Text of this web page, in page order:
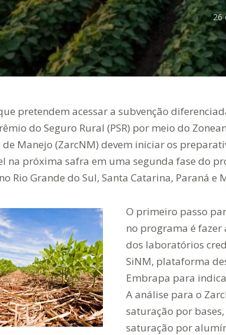
26
pretendem acessar a subvenção
do Seguro Rural (PSR) por meio do
Manejo (ZarcNM) devem iniciar os
na próxima safra em uma segunda fase do
Rio Grande do Sul, Santa Catarina, Paraná e
O primeiro passo
no programa é fazer
dos laboratórios
SiNM, plataforma
Embrapa para
A análise para o
saturação por
saturação por